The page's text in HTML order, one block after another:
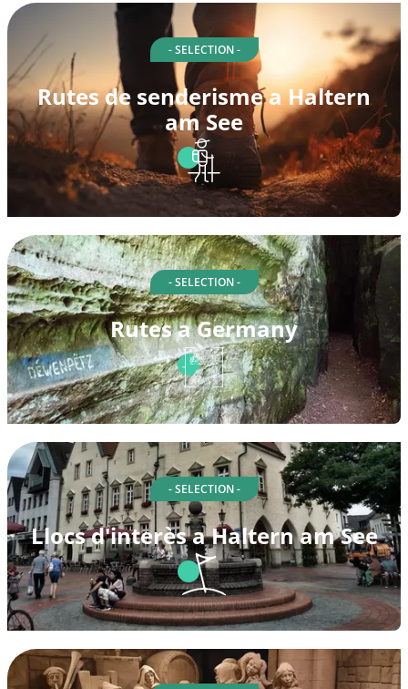
- SELECTION -
Rutes de senderisme a Haltern
am See
- SELECTION -
Rutes a Germany
- SELECTION -
Llocs d'interès a Haltern am See